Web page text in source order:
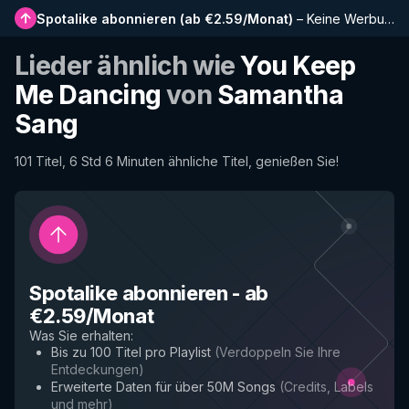
Spotalike abonnieren (ab €2.59/Monat) – Keine Werbung, längere Playlists, vollständiger Verlauf und Frühzugriff auf neue Funktionen
Lieder ähnlich wieYou Keep
Me Dancing von Samantha
Sang
101 Titel, 6 Std 6 Minuten ähnliche Titel, genießen Sie!
Spotalike abonnieren - ab
€2.59/Monat
Was Sie erhalten:
Bis zu 100 Titel pro Playlist (Verdoppeln Sie Ihre
Entdeckungen)
Erweiterte Daten für über 50M Songs (Credits, Labels
und mehr)